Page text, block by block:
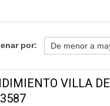
por:
VILLA